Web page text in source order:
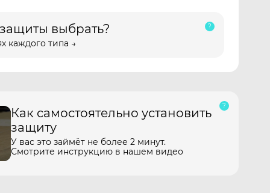
выбрать?
каждого типа →
Как самостоятельно установить
защиту
У вас это займёт не более 2 минут.
Смотрите инструкцию в нашем видео